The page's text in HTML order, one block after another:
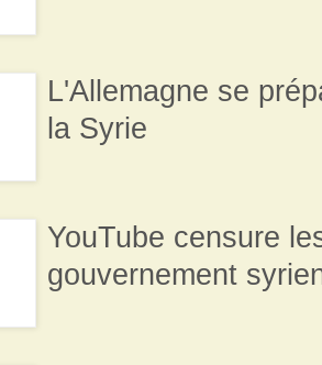
L'Allemagne se
la Syrie
YouTube censure
gouvernement